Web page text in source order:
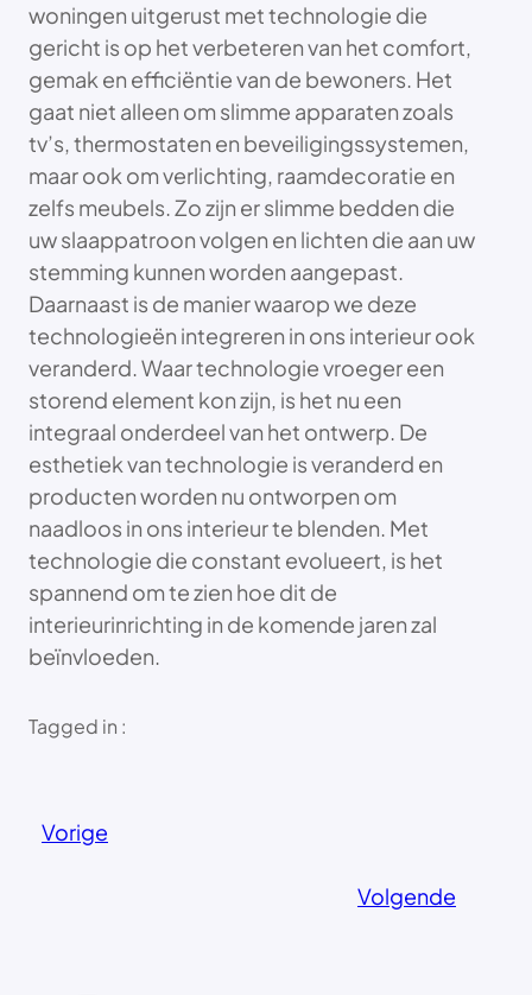
woningen uitgerust met technologie die
gericht is op het verbeteren van het comfort,
gemak en efficiëntie van de bewoners. Het
gaat niet alleen om slimme apparaten zoals
tv’s, thermostaten en beveiligingssystemen,
maar ook om verlichting, raamdecoratie en
zelfs meubels. Zo zijn er slimme bedden die
uw slaappatroon volgen en lichten die aan uw
stemming kunnen worden aangepast.
Daarnaast is de manier waarop we deze
technologieën integreren in ons interieur ook
veranderd. Waar technologie vroeger een
storend element kon zijn, is het nu een
integraal onderdeel van het ontwerp. De
esthetiek van technologie is veranderd en
producten worden nu ontworpen om
naadloos in ons interieur te blenden. Met
technologie die constant evolueert, is het
spannend om te zien hoe dit de
interieurinrichting in de komende jaren zal
beïnvloeden.
Tagged in :
Vorige
Volgende